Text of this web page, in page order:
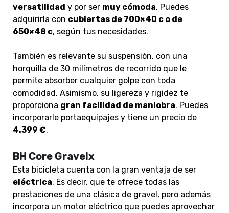
versatilidad y por ser muy cómoda. Puedes
adquirirla con cubiertas de 700×40 c o de
650×48 c, según tus necesidades.
También es relevante su suspensión, con una
horquilla de 30 milímetros de recorrido que le
permite absorber cualquier golpe con toda
comodidad. Asimismo, su ligereza y rigidez te
proporciona gran facilidad de maniobra. Puedes
incorporarle portaequipajes y tiene un precio de
4.399 €.
BH Core Gravelx
Esta bicicleta cuenta con la gran ventaja de ser
eléctrica. Es decir, que te ofrece todas las
prestaciones de una clásica de gravel, pero además
incorpora un motor eléctrico que puedes aprovechar